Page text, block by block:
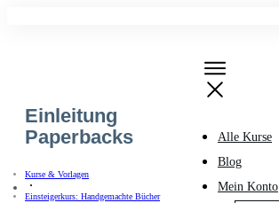
Alle Kurse
Blog
Mein Konto
Einleitung
Paperbacks
Kurse & Vorlagen
Einsteigerkurs: Handgemachte Bücher